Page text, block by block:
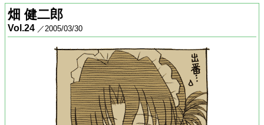
畑 健二郎
Vol.24 ／2005/03/30